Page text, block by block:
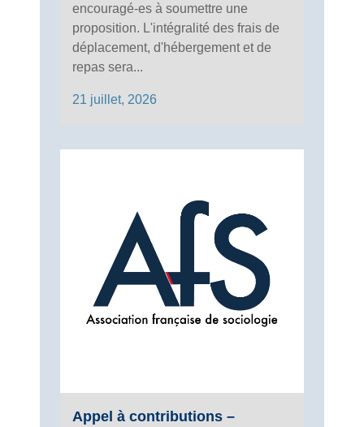
encouragé-es à soumettre une
proposition. L'intégralité des frais de
déplacement, d'hébergement et de
repas sera...
21 juillet, 2026
Appel à contributions –